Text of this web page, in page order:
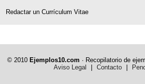
Redactar un Currículum Vitae
© 2010 Ejemplos10.com · Recopilatorio de
Aviso Legal
Contacto